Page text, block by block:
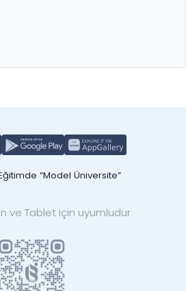
“Model Üniversite”
ve Tablet için uyumludur